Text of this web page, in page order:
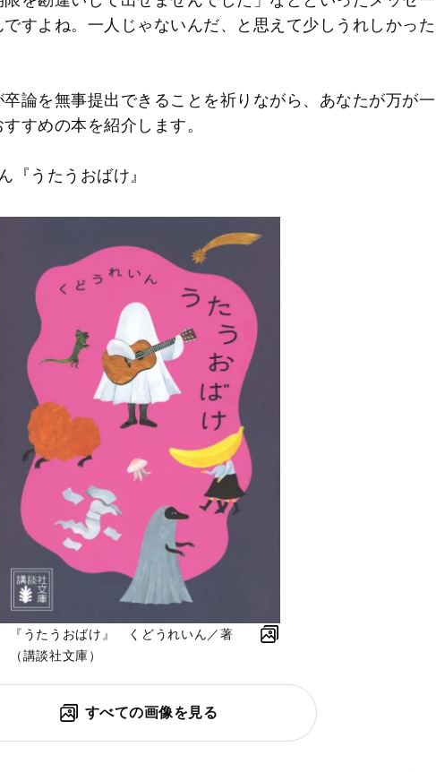
すよね。一人じゃないんだ、と思えて少しうれしかった
論を無事提出できることを祈りながら、あなたが万が一
すめの本を紹介します。
うたうおばけ』
『うたうおばけ』 くどうれいん／著
（講談社文庫）
すべての画像を見る